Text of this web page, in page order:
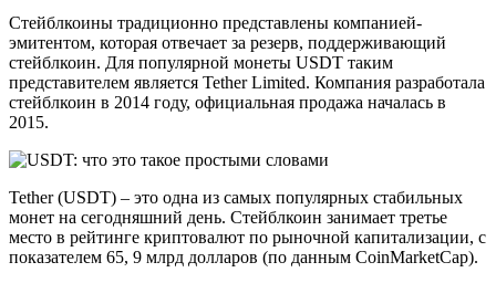
Стейблкоины традиционно представлены компанией-
эмитентом, которая отвечает за резерв, поддерживающий
стейблкоин. Для популярной монеты USDT таким
представителем является Tether Limited. Компания разработала
стейблкоин в 2014 году, официальная продажа началась в
2015.
Tether (USDT) – это одна из самых популярных стабильных
монет на сегодняшний день. Стейблкоин занимает третье
место в рейтинге криптовалют по рыночной капитализации, с
показателем 65, 9 млрд долларов (по данным CoinMarketCap).